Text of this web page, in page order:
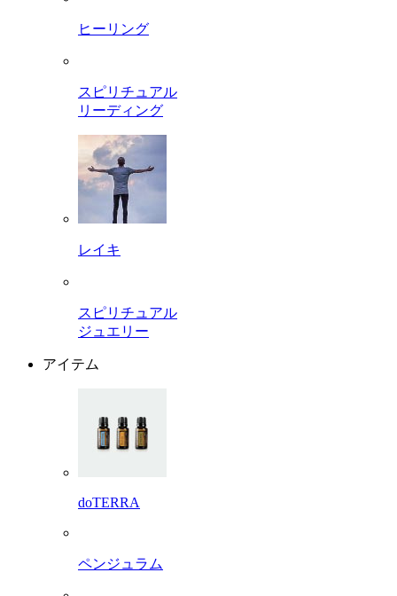
ヒーリング
スピリチュアル
リーディング
レイキ
スピリチュアル
ジュエリー
アイテム
doTERRA
ペンジュラム